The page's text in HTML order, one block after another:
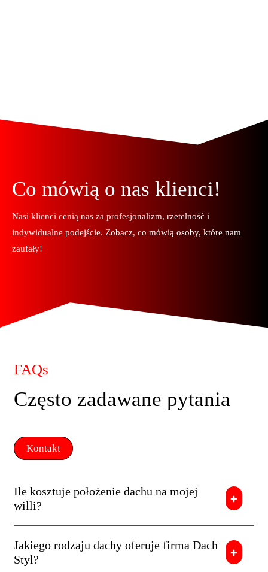
Co mówią o nas klienci!
Nasi klienci cenią nas za profesjonalizm, rzetelność i
indywidualne podejście. Zobacz, co mówią osoby, które nam
zaufały!
FAQs
Często zadawane pytania
Kontakt
Ile kosztuje położenie dachu na mojej
willi?
Jakiego rodzaju dachy oferuje firma Dach
Styl?